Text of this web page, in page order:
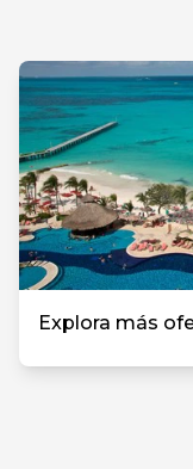
Explora más